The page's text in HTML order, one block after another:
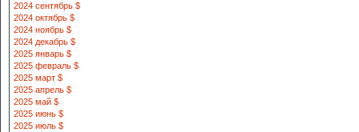
2024 сентябрь $
2024 октябрь $
2024 ноябрь $
2024 декабрь $
2025 январь $
2025 февраль $
2025 март $
2025 апрель $
2025 май $
2025 июнь $
2025 июль $